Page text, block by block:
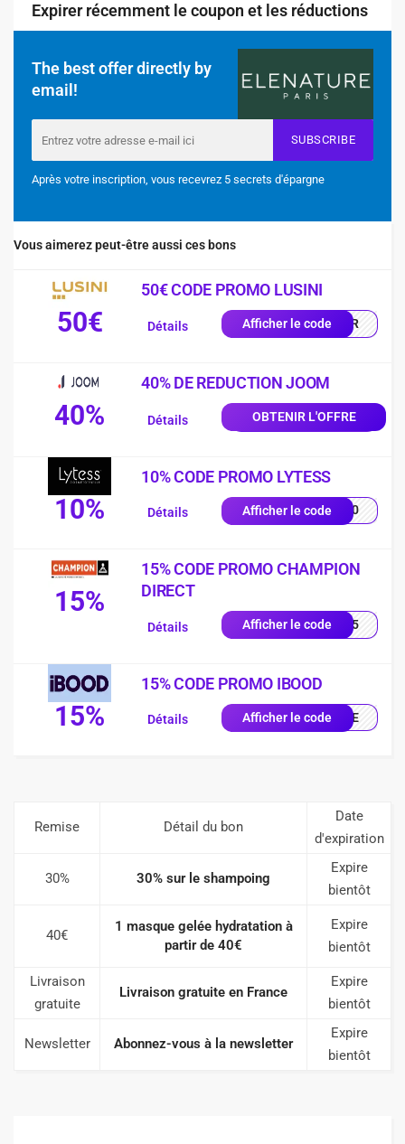
Expirer récemment le coupon et les réductions
The best offer directly by
email!
SUBSCRIBE
Après votre inscription, vous recevrez 5 secrets d'épargne
Vous aimerez peut-être aussi ces bons
50€
50€ CODE PROMO LUSINI
Afficher le code0-FR
Détails
40%
40% DE REDUCTION JOOM
OBTENIR L'OFFRE
Détails
10%
10% CODE PROMO LYTESS
Afficher le codeSS10
Détails
15%
15% CODE PROMO CHAMPION
DIRECT
Afficher le codeUE15
Détails
15%
15% CODE PROMO IBOOD
Afficher le codeIQUE
Détails
Remise Détail du bon
Date
d'expiration
30% 30% sur le shampoing
Expire
bientôt
40€
1 masque gelée hydratation à
partir de 40€
Expire
bientôt
Livraison
gratuite
Livraison gratuite en France
Expire
bientôt
Newsletter Abonnez-vous à la newsletter
Expire
bientôt